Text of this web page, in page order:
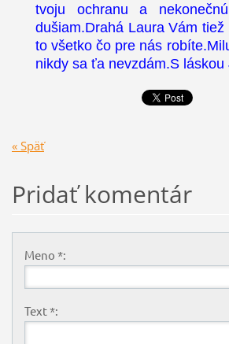
tvoju ochranu a
dušiam.Drahá Laura Vám
to všetko čo pre nás
nikdy sa ťa nevzdám.S láskou
« Späť
Pridať komentár
Meno *:
Text *: